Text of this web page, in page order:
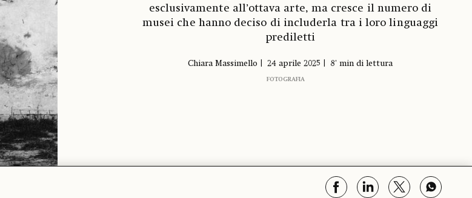
esclusivamente all’ottava arte, ma cresce il numero di
musei che hanno deciso di includerla tra i loro linguaggi
prediletti
Chiara Massimello 24 aprile 2025 8' min di lettura
FOTOGRAFIA